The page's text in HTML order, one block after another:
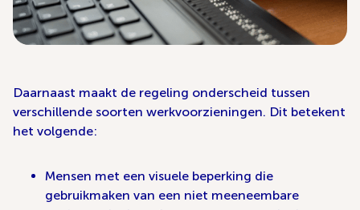
Daarnaast maakt de regeling onderscheid tussen
verschillende soorten werkvoorzieningen. Dit betekent
het volgende:
Mensen met een visuele beperking die
gebruikmaken van een niet meeneembare